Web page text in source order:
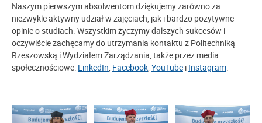
Naszym pierwszym absolwentom dziękujemy zarówno za
niezwykle aktywny udział w zajęciach, jak i bardzo pozytywne
opinie o studiach. Wszystkim życzymy dalszych sukcesów i
oczywiście zachęcamy do utrzymania kontaktu z Politechniką
Rzeszowską i Wydziałem Zarządzania, także przez media
społecznościowe: LinkedIn, Facebook, YouTube i Instagram.